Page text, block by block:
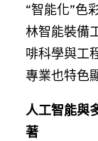
“智能化”色
林智能裝備
啡科學與工
專業也特色
人工智能與
著